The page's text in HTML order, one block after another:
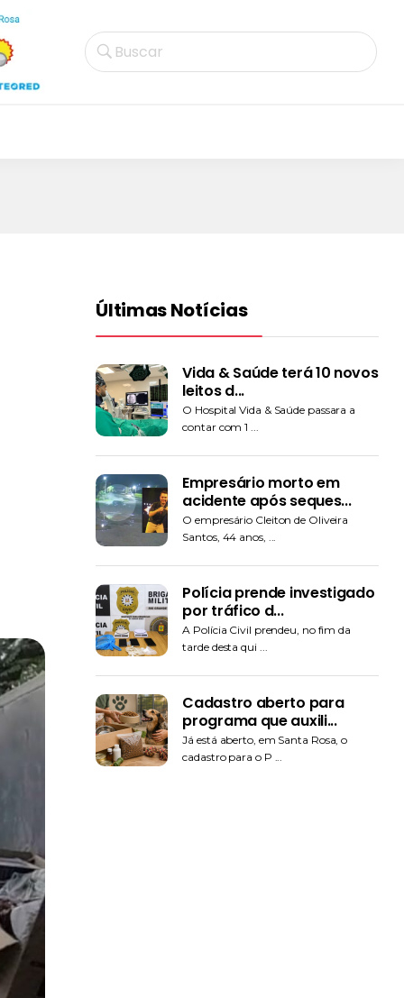
Buscar
Últimas Notícias
Vida & Saúde terá 10 novos
leitos d...
O Hospital Vida & Saúde passara a
contar com 1 ...
Empresário morto em
acidente após seques...
O empresário Cleiton de Oliveira
Santos, 44 anos, ...
Polícia prende investigado
por tráfico d...
A Polícia Civil prendeu, no fim da
tarde desta qui ...
Cadastro aberto para
programa que auxili...
Já está aberto, em Santa Rosa, o
cadastro para o P ...